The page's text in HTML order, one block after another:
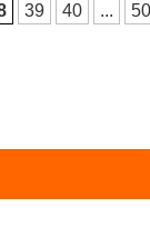
39 40 ...
50